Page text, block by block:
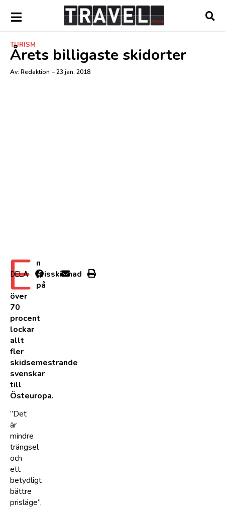
TURISM
Årets billigaste skidorter
Av: Redaktion –23 jan, 2018
E n
prisskillnad
på
över
70
procent
lockar
allt
fler
skidsemestrande
svenskar
till
Östeuropa.
”Det
är
mindre
trängsel
och
ett
betydligt
bättre
prisläge”,
DELA